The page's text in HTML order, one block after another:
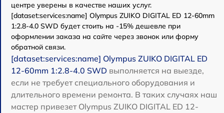
центре уверены в качестве наших услуг.
[dataset:services:name] Olympus ZUIKO DIGITAL ED 12-60mm
1:2.8-4.0 SWD будет стоить на -15% дешевле при
оформлении заказа на сайте через звонок или форму
обратной связи.
[dataset:services:name] Olympus ZUIKO DIGITAL ED
12-60mm 1:2.8-4.0 SWD выполняется на выезде,
если не требует специального оборудования и
длительного времени ремонта. В таких случаях наш
мастер привезет Olympus ZUIKO DIGITAL ED 12-